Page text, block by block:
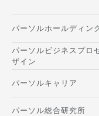
パーソルホールディン
パーソルビジネスプロ
ザイン
パーソルキャリア
パーソル総合研究所